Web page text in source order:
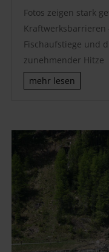
Fotos zeigen stark
Kraftwerksbarrieren
Fischaufstiege und
zunehmender Hitze
mehr lesen